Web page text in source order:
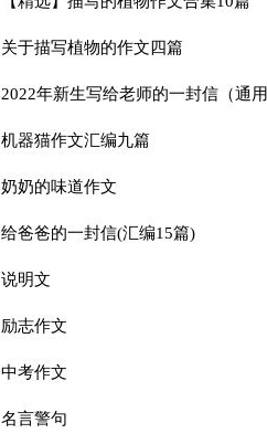
关于描写植物的作文四篇
2022年新生写给老师的一封信（通用
8篇）
机器猫作文汇编九篇
奶奶的味道作文
给爸爸的一封信(汇编15篇)
说明文
励志作文
中考作文
名言警句